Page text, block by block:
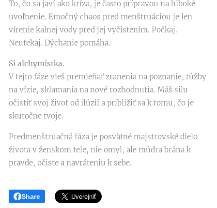
To, čo sa javí ako kríza, je často prípravou na hlboké
uvoľnenie. Emočný chaos pred menštruáciou je len
vírenie kalnej vody pred jej vyčistením. Počkaj.
Neutekaj. Dýchanie pomáha.
Si alchymistka.
V tejto fáze vieš premieňať zranenia na poznanie, túžby
na vízie, sklamania na nové rozhodnutia. Máš silu
očistiť svoj život od ilúzií a priblížiť sa k tomu, čo je
skutočne tvoje.
Predmenštruačná fáza je posvätné majstrovské dielo
života v ženskom tele, nie omyl, ale múdra brána k
pravde, očiste a navráteniu k sebe.
Share